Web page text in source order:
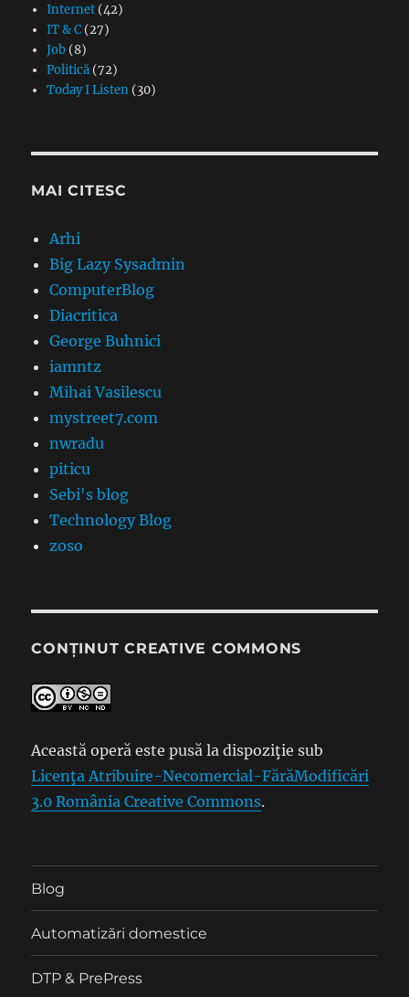
Internet(42)
IT & C(27)
Job(8)
Politică(72)
Today I Listen(30)
MAI CITESC
Arhi
Big Lazy Sysadmin
ComputerBlog
Diacritica
George Buhnici
iamntz
Mihai Vasilescu
mystreet7.com
nwradu
piticu
Sebi's blog
Technology Blog
zoso
CONȚINUT CREATIVE COMMONS
Această operă este pusă la dispoziţie sub
Licenţa Atribuire-Necomercial-FărăModificări
3.0 România Creative Commons.
Blog
Automatizări domestice
DTP & PrePress